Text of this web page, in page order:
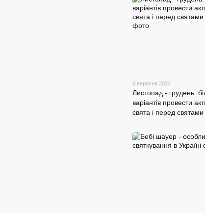
6 вересня 2024
Листопад - грудень:
варіантів провести
свята і перед святами